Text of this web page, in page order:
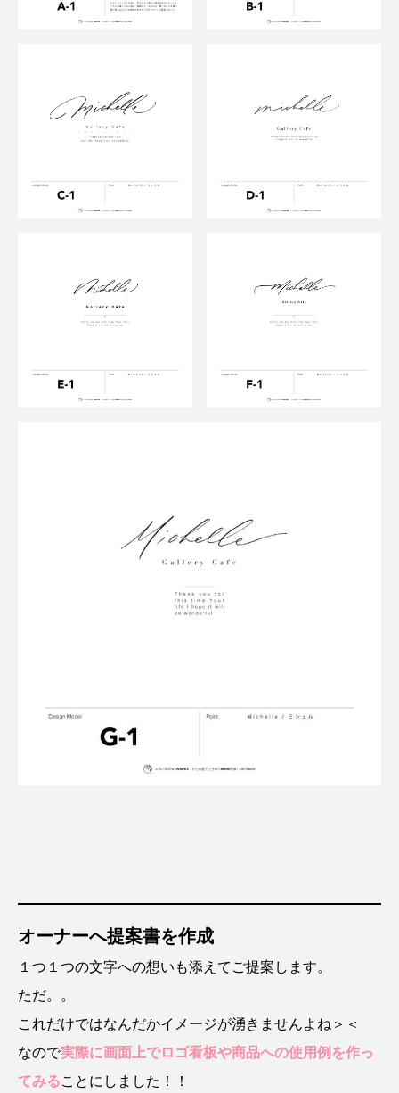
オーナーへ提案書を作成
１つ１つの文字への想いも添えてご提案します。
ただ。。
これだけではなんだかイメージが湧きませんよね＞＜
なので実際に画面上でロゴ看板や商品への使用例を作っ
てみることにしました！！